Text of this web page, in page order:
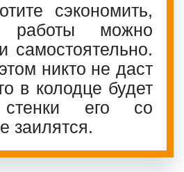
сэкономить,
работы можно
самостоятельно.
никто не даст
в колодце будет
его со
заилятся.